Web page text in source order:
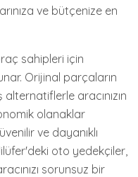
ve bütçenize en
sahipleri için
Orijinal parçaların
aracınızın
olanaklar
ve dayanıklı
oto yedekçiler,
sorunsuz bir